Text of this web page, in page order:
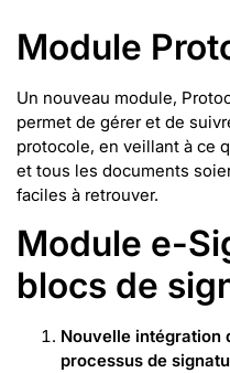
Module
Un nouveau module,
permet de gérer et de
protocole, en veillant à ce
et tous les documents
faciles à retrouver.
Module e-
blocs de
Nouvelle intégration
processus de